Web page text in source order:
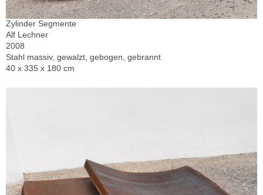
Zylinder Segmente
Alf Lechner
2008
Stahl massiv, gewalzt, gebogen, gebrannt
40 x 335 x 180 cm